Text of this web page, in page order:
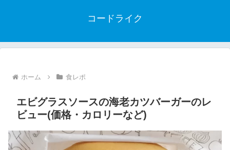
コードライク
ホーム 食レポ
エビグラスソースの海老カツバーガーのレ
ビュー(価格・カロリーなど)